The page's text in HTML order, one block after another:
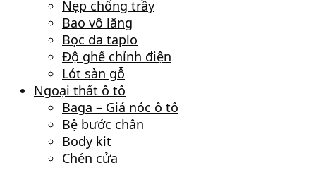
Nẹp chống trầy
Bao vô lăng
Bọc da taplo
Độ ghế chỉnh điện
Lót sàn gỗ
Ngoại thất ô tô
Baga – Giá nóc ô tô
Bệ bước chân
Body kit
Chén cửa